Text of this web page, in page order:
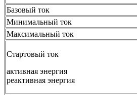
Базовый ток
Минимальный ток
Максимальный ток
Стартовый ток
активная энергия
реактивная энергия